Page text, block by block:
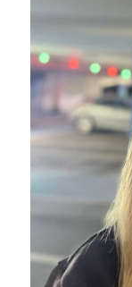
Details